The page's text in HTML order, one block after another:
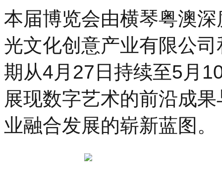
本届博览会由横琴粤澳
光文化创意产业有限公
期从4月27日持续至5月
展现数字艺术的前沿成
业融合发展的崭新蓝图。